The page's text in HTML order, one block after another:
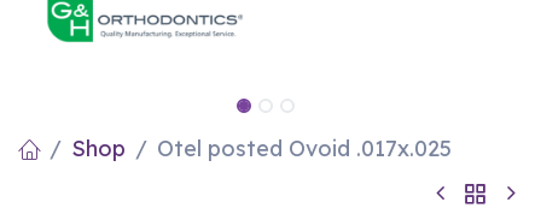
Shop Otel posted Ovoid .017x.025